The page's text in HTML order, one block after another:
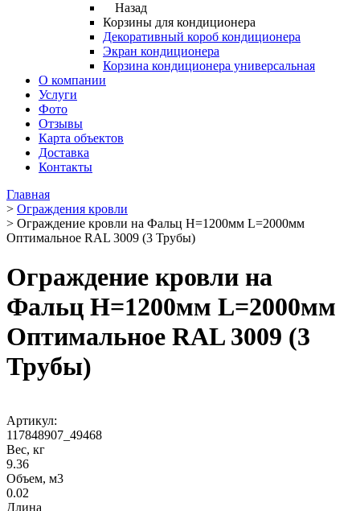
Назад
Корзины для кондиционера
Декоративный короб кондиционера
Экран кондиционера
Корзина кондиционера универсальная
О компании
Услуги
Фото
Отзывы
Карта объектов
Доставка
Контакты
Главная
> Ограждения кровли
> Ограждение кровли на Фальц H=1200мм L=2000мм
Оптимальное RAL 3009 (3 Трубы)
Ограждение кровли на
Фальц H=1200мм L=2000мм
Оптимальное RAL 3009 (3
Трубы)
Артикул:
117848907_49468
Вес, кг
9.36
Объем, м3
0.02
Длина